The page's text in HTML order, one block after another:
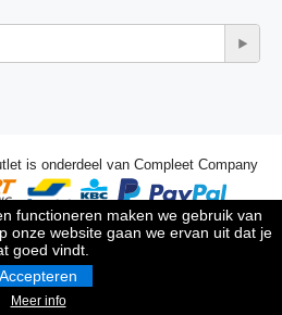
functioneren maken we gebruik van
onze website gaan we ervan uit dat je
goed vindt.
Accepteren
Meer info
is onderdeel van Compleet Company